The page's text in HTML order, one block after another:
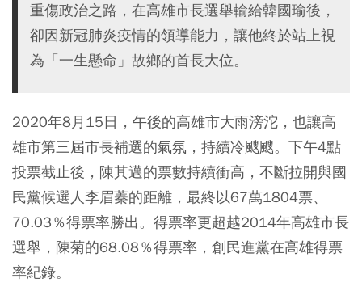
重傷政治之路，在高雄市長選舉輸給韓國瑜後，
卻因新冠肺炎疫情的領導能力，讓他終於站上視
為「一生懸命」故鄉的首長大位。
2020年8月15日，午後的高雄市大雨滂沱，也讓高
雄市第三屆市長補選的氣氛，持續冷颼颼。下午4點
投票截止後，陳其邁的票數持續衝高，不斷拉開與國
民黨候選人李眉蓁的距離，最終以67萬1804票、
70.03％得票率勝出。得票率更超越2014年高雄市長
選舉，陳菊的68.08％得票率，創民進黨在高雄得票
率紀錄。